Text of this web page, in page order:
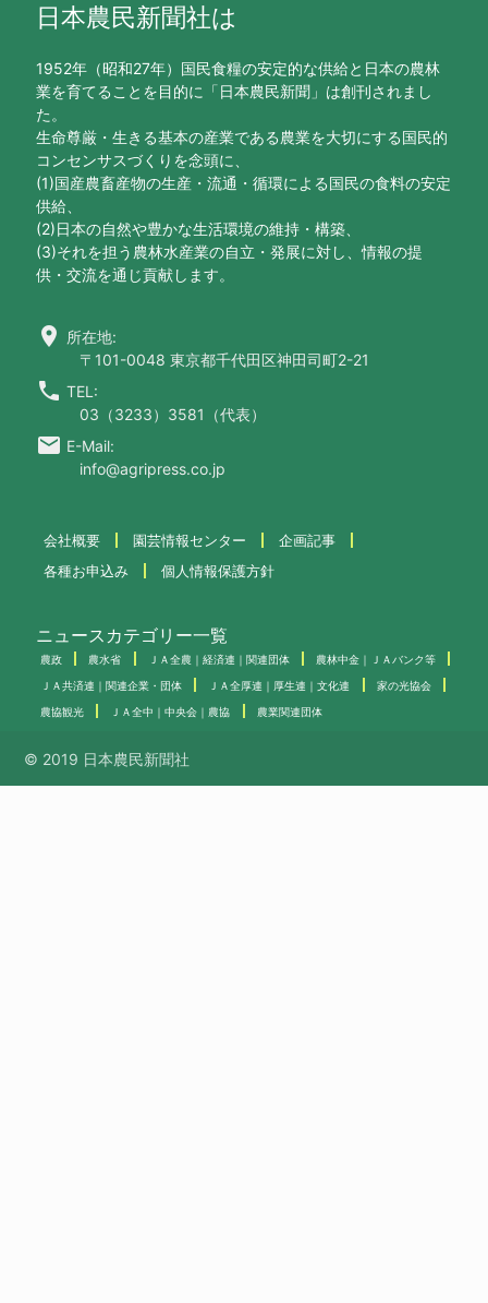
日本農民新聞社は
1952年（昭和27年）国民食糧の安定的な供給と日本の農林
業を育てることを目的に「日本農民新聞」は創刊されまし
た。
生命尊厳・生きる基本の産業である農業を大切にする国民的
コンセンサスづくりを念頭に、
(1)国産農畜産物の生産・流通・循環による国民の食料の安定
供給、
(2)日本の自然や豊かな生活環境の維持・構築、
(3)それを担う農林水産業の自立・発展に対し、情報の提
供・交流を通じ貢献します。
location_on 所在地:
〒101-0048 東京都千代田区神田司町2-21
call TEL:
03（3233）3581（代表）
email E-Mail:
info@agripress.co.jp
会社概要 園芸情報センター
企画記事
各種お申込み
個人情報保護方針
ニュースカテゴリー一覧
農政 農水省 ＪＡ全農｜経済連｜関連団体 農林中金｜ＪＡバンク等
ＪＡ共済連｜関連企業・団体 ＪＡ全厚連｜厚生連｜文化連 家の光協会
農協観光 ＪＡ全中｜中央会｜農協 農業関連団体
© 2019 日本農民新聞社